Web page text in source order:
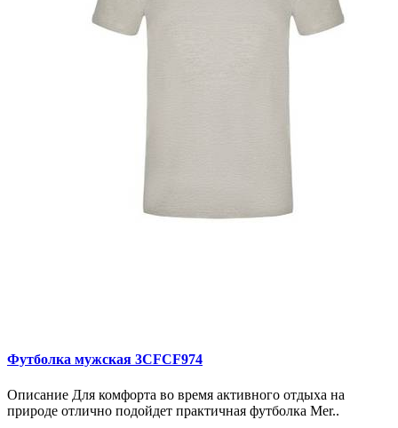
Футболка мужская 3CFCF974
Описание Для комфорта во время активного отдыха на
природе отлично подойдет практичная футболка Mer..